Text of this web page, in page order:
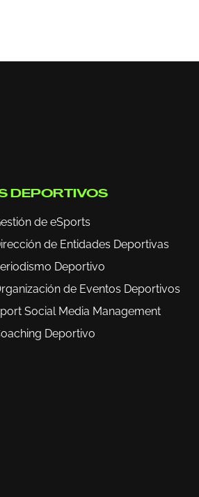
DEPORTIVOS
de eSports
de Entidades Deportivas
Deportivo
de Eventos Deportivos
Social Media Management
Deportivo